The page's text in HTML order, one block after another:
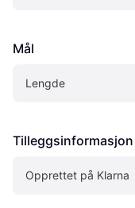
Mål
Lengde
Tilleggsinformasjon
Opprettet på Klarna